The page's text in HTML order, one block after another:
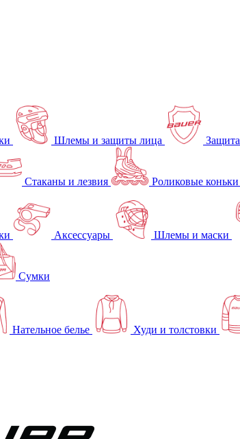
Шлемы и защиты лица Защита
Стаканы и лезвия Роликовые коньки
Аксессуары Шлемы и маски
Сумки
Нательное белье Худи и толстовки